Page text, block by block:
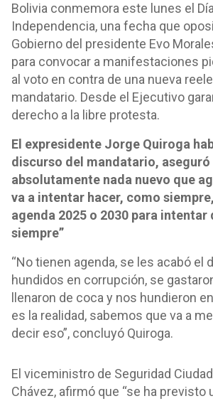
Bolivia conmemora este lunes el
Independencia, una fecha que
Gobierno del presidente Evo
para convocar a manifestaciones
al voto en contra de una nueva
mandatario. Desde el Ejecutivo
derecho a la libre protesta.
El expresidente Jorge Quiroga
discurso del mandatario, aseguró
absolutamente nada nuevo que
va a intentar hacer, como
agenda 2025 o 2030 para intentar
siempre”
“No tienen agenda, se les acabó el
hundidos en corrupción, se
llenaron de coca y nos hundieron
es la realidad, sabemos que va a
decir eso”, concluyó Quiroga.
El viceministro de Seguridad
Chávez, afirmó que “se ha previsto